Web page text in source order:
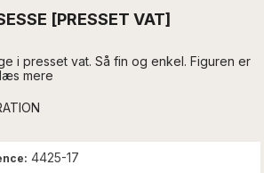
[PRESSET VAT]
i presset vat. Så fin og enkel. Figuren er
mere
4425-17